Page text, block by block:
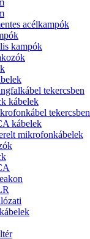
acélkampók
kampók
tekercsben
kábelek
tekercsben
kábelek
mikrofonkábelek